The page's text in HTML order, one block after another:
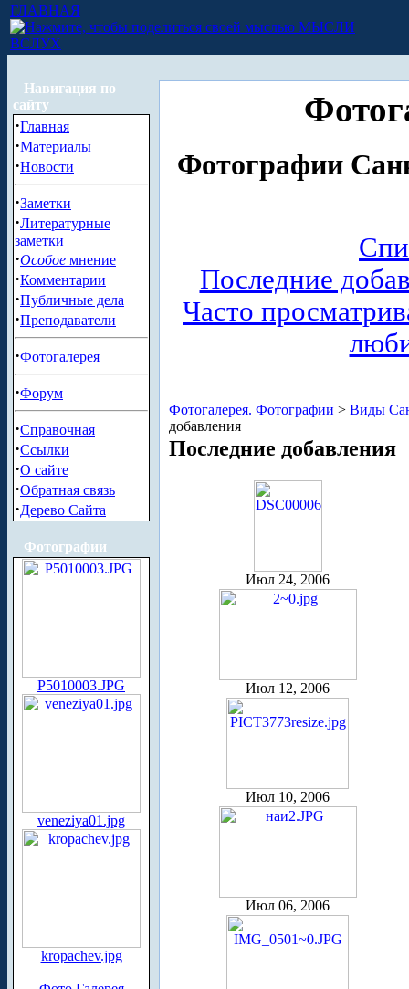
ГЛАВНАЯ
МЫСЛИ
ВСЛУХ
Навигация по
сайту
·Главная
·Материалы
·Новости
·Заметки
·Литературные
заметки
·Особое мнение
·Комментарии
·Публичные дела
·Преподаватели
·Фотогалерея
·Форум
·Справочная
·Ссылки
·О сайте
·Обратная связь
·Дерево Сайта
Фотографии
P5010003.JPG
veneziya01.jpg
kropachev.jpg
Фотографии
Последние
Часто
Фотогалерея. Фотографии > Виды
добавления
Последние добавления
Июл 24, 2006
Июл 12, 2006
Июл 10, 2006
Июл 06, 2006